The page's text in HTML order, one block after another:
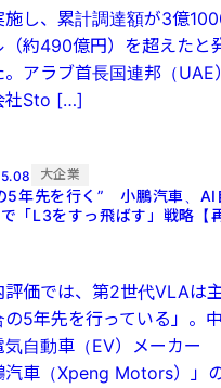
施し、累計調達額が3億
（約490億円）を超えたと
。アラブ首長国連邦（UAE
社Sto […]
大企業
5年先を行く” 小鵬汽車、AI
「L3をすっ飛ばす」戦略【
評価では、第2世代VLAは
の5年先を行っている」。
気自動車（EV）メーカー
汽車（Xpeng Motors）」